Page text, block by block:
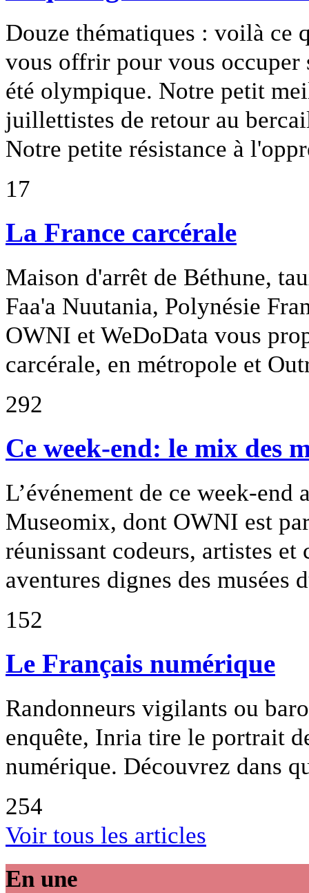
Douze thématiques : voilà ce
vous offrir pour vous occuper
été olympique. Notre petit
juillettistes de retour au
Notre petite résistance à
17
La France carcérale
Maison d'arrêt de Béthune,
Faa'a Nuutania, Polynésie
OWNI et WeDoData vous
carcérale, en métropole et
292
Ce week-end: le mix des
L’événement de ce week-
Museomix, dont OWNI est
réunissant codeurs, artistes
aventures dignes des
152
Le Français numérique
Randonneurs vigilants ou
enquête, Inria tire le portrait
numérique. Découvrez dans
254
Voir tous les articles
En une